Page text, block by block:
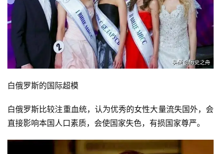
白俄罗斯的国际超模
白俄罗斯比较注重血统，认为优秀的女性大量流失国外，会
直接影响本国人口素质，会使国家失色，有损国家尊严。